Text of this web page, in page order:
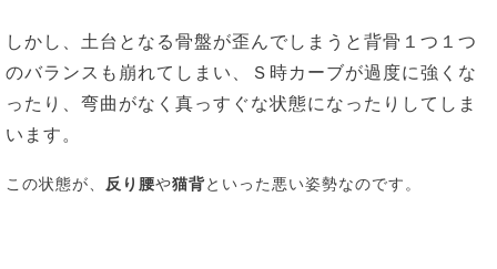
しかし、土台となる骨盤が歪んでしまうと背骨１つ１つ
のバランスも崩れてしまい、Ｓ時カーブが過度に強くな
ったり、弯曲がなく真っすぐな状態になったりしてしま
います。
この状態が、 反り腰や猫背といった悪い姿勢なのです。